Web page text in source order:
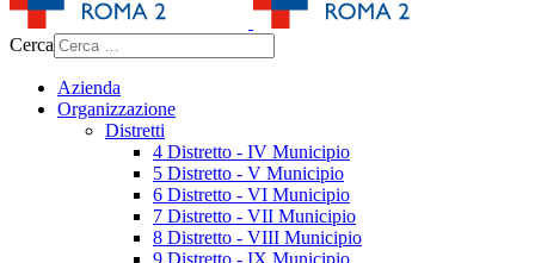
Cerca
Azienda
Organizzazione
Distretti
4 Distretto - IV Municipio
5 Distretto - V Municipio
6 Distretto - VI Municipio
7 Distretto - VII Municipio
8 Distretto - VIII Municipio